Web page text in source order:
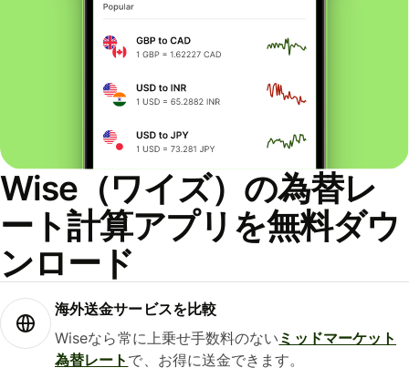
Wise（ワイズ）の為替レ
ート計算アプリを無料ダウ
ンロード
海外送金サービスを比較
Wiseなら常に上乗せ手数料のない ミッドマーケット
為替レート で、お得に送金できます。